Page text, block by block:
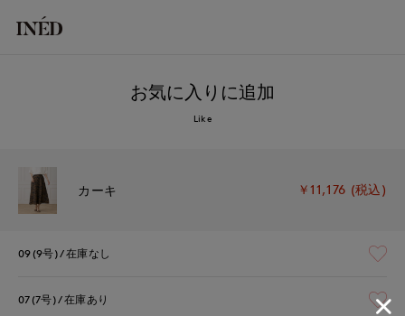
お気に入りに追加
Like
カーキ ￥11,176 (税込)
09(9号) 在庫なし
07(7号) 在庫あり